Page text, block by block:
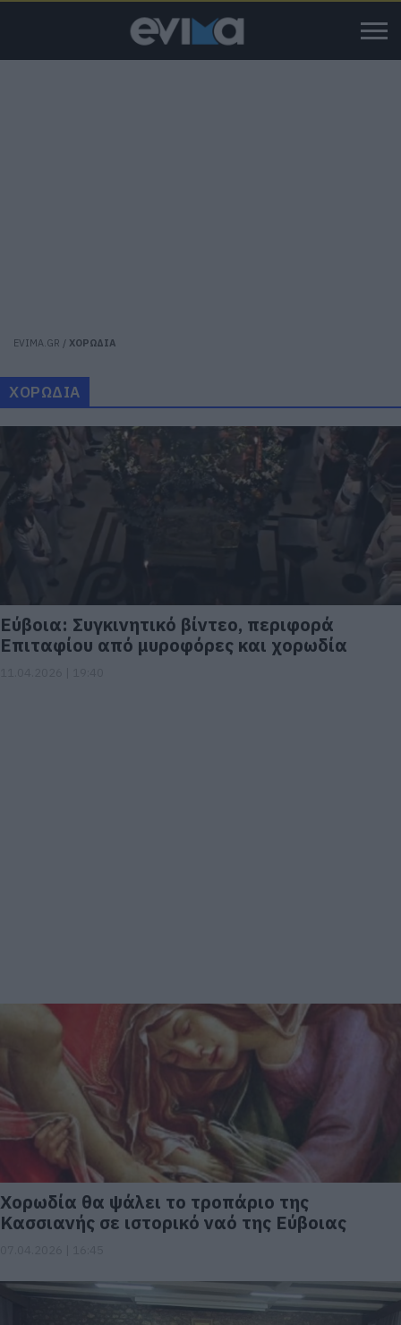
EVIMA.GR / ΧΟΡΩΔΙΑ
ΧΟΡΩΔΙΑ
Εύβοια: Συγκινητικό βίντεο, περιφορά
Επιταφίου από μυροφόρες και χορωδία
Χορωδία θα ψάλει το τροπάριο της
Κασσιανής σε ιστορικό ναό της Εύβοιας